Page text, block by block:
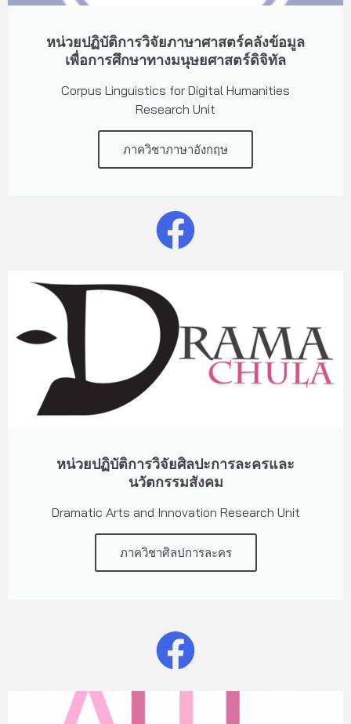
หน่วยปฏิบัติการวิจัยภาษาศาสตร์คลังข้อมูล
เพื่อการศึกษาทางมนุษยศาสตร์ดิจิทัล
Corpus Linguistics for Digital Humanities
Research Unit
ภาควิชาภาษาอังกฤษ
หน่วยปฏิบัติการวิจัยศิลปะการละครและ
นวัตกรรมสังคม
Dramatic Arts and Innovation Research Unit
ภาควิชาศิลปการละคร